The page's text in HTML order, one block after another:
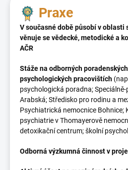
Praxe
V současné době působí v oblasti
věnuje se vědecké, metodické a
AČR
Stáže na odborných
psychologických pracovištích
psychologická poradna;
Arabská; Středisko pro rodinu a
Psychiatrická nemocnice Bohnice;
psychiatrie v Thomayerově
detoxikační centrum; školní
Odborná výzkumná činnost v